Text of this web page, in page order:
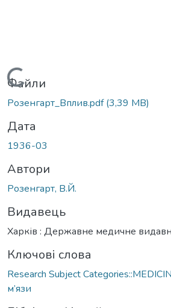
Вантажиться...
Файли
Розенгарт_Вплив.pdf(3,39 MB)
Дата
1936-03
Автори
Розенгарт, В.Й.
Видавець
Харків : Державне медичне
Ключові слова
Research Subject
м’язи